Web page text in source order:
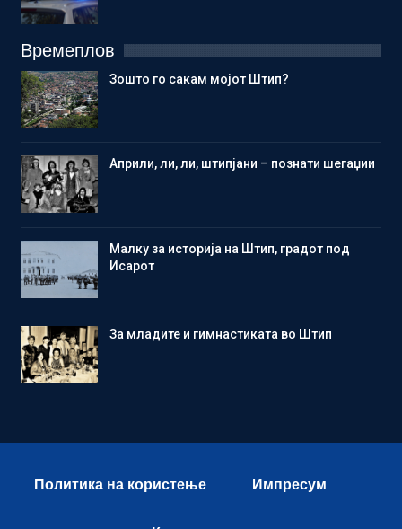
Времеплов
Зошто го сакам мојот Штип?
Aприли, ли, ли, штипјани – познати шегаџии
Малку за историја на Штип, градот под
Исарот
Зa младите и гимнастиката во Штип
Политика на користење Импресум